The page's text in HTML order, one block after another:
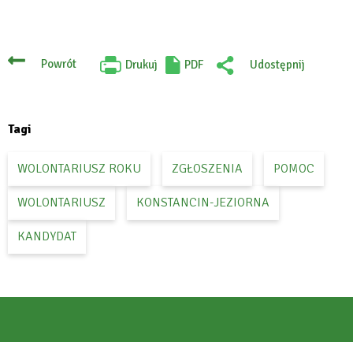
Powrót Drukuj
Will
PDF
Udostępnij
Tagi
WOLONTARIUSZ ROKU ZGŁOSZENIA POMOC
WOLONTARIUSZ KONSTANCIN-JEZIORNA
KANDYDAT